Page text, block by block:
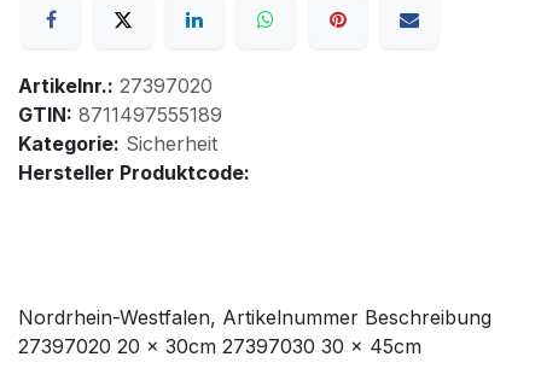
Artikelnr.: 27397020
GTIN: 8711497555189
Kategorie: Sicherheit
Hersteller Produktcode:
Nordrhein-Westfalen, Artikelnummer Beschreibung
27397020 20 x 30cm 27397030 30 x 45cm